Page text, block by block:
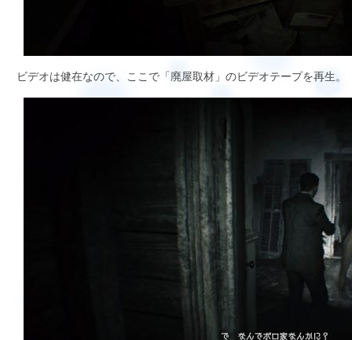
ビデオは健在なので、ここで「廃屋取材」のビデオテープを再生。